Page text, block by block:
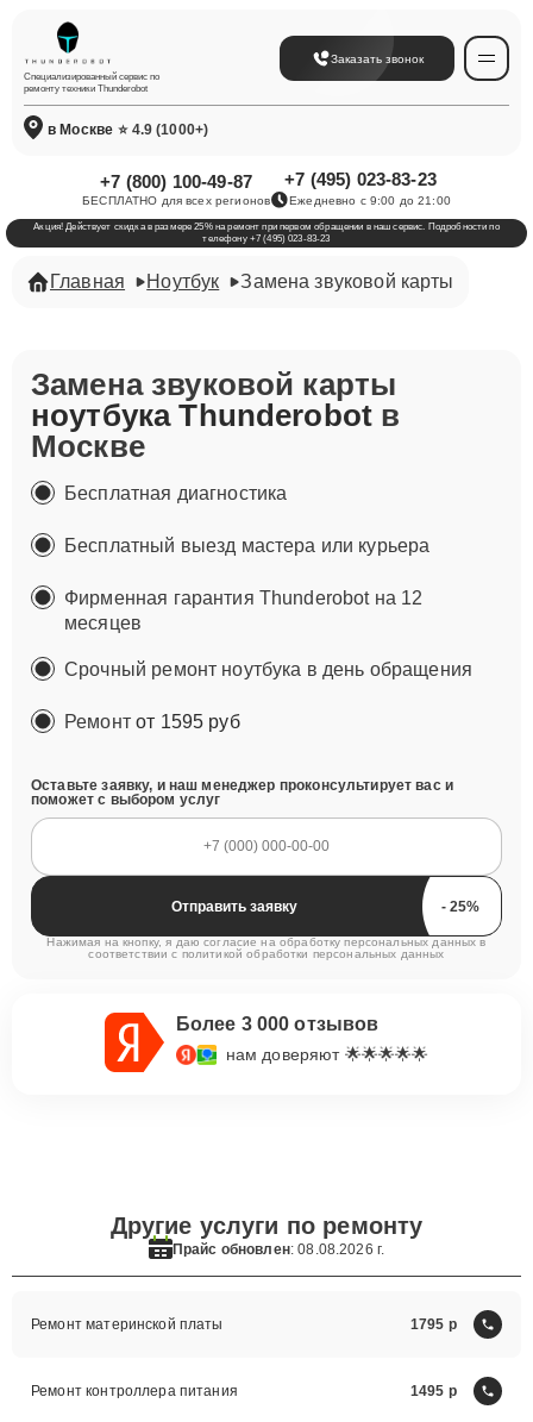
Специализированный сервис по
ремонту техники Thunderobot
Заказать звонок
в Москве ⭐ 4.9 (1000+)
+7 (800) 100-49-87
БЕСПЛАТНО для всех регионов
+7 (495) 023-83-23
Ежедневно с 9:00 до 21:00
Акция! Действует скидка в размере 25% на ремонт при первом обращении в наш сервис. Подробности по
телефону +7 (495) 023-83-23
Главная Ноутбук Замена звуковой карты
Замена звуковой карты
ноутбука Thunderobot в
Москве
Бесплатная диагностика
Бесплатный выезд мастера или курьера
Фирменная гарантия Thunderobot на 12
месяцев
Срочный ремонт ноутбука в день обращения
Ремонтот 1595 руб
Оставьте заявку, и наш менеджер проконсультирует вас и
поможет с выбором услуг
Отправить заявку
Нажимая на кнопку, я даю согласие на обработку персональных данных в
соответствии с политикой обработки персональных данных
Более 3 000 отзывов
нам доверяют 🌟🌟🌟🌟🌟
Другие услуги по ремонту
Прайс обновлен: 08.08.2026 г.
Ремонт материнской платы 1795
Ремонт контроллера питания 1495